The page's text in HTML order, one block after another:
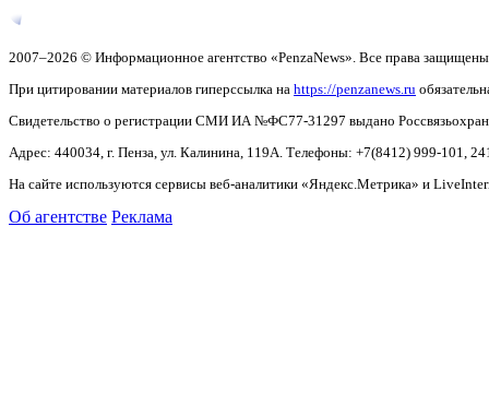
2007–2026 © Информационное агентство «PenzaNews». Все права
При цитировании материалов гиперссылка на https://penzanews.ru
Свидетельство о регистрации СМИ ИА №ФС77-31297 выдано
Адрес: 440034, г. Пенза, ул. Калинина, 119А. Телефоны: +7(8412) 999-101,
На сайте используются сервисы веб-аналитики «Яндекс.Метрика» и
Об агентстве Реклама